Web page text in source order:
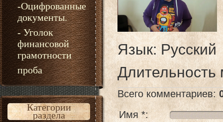
-Оцифрованные
документы.
- Уголок
финансовой
грамотности
проба
Категории
раздела
Язык: Русский
Длительность
Всего комментариев:
Имя *: